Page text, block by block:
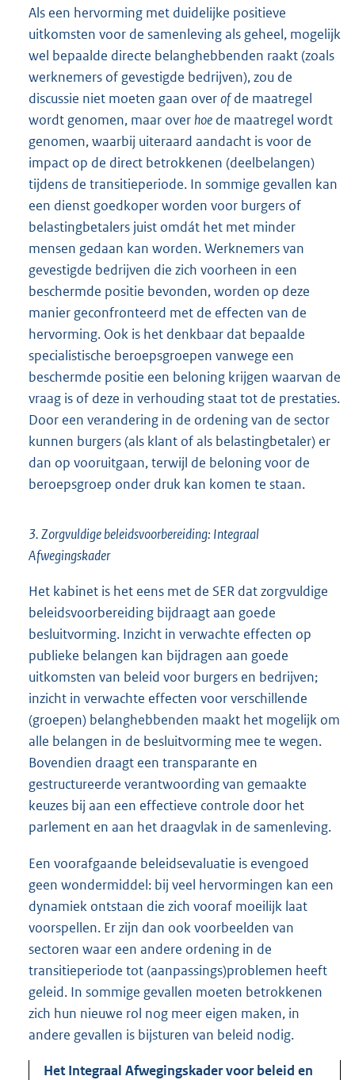
Als een hervorming met duidelijke positieve
uitkomsten voor de samenleving als geheel, mogelijk
wel bepaalde directe belanghebbenden raakt (zoals
werknemers of gevestigde bedrijven), zou de
discussie niet moeten gaan overofde maatregel
wordt genomen, maar over hoe de maatregel wordt
genomen, waarbij uiteraard aandacht is voor de
impact op de direct betrokkenen (deelbelangen)
tijdens de transitieperiode. In sommige gevallen kan
een dienst goedkoper worden voor burgers of
belastingbetalers juist omdát het met minder
mensen gedaan kan worden. Werknemers van
gevestigde bedrijven die zich voorheen in een
beschermde positie bevonden, worden op deze
manier geconfronteerd met de effecten van de
hervorming. Ook is het denkbaar dat bepaalde
specialistische beroepsgroepen vanwege een
beschermde positie een beloning krijgen waarvan de
vraag is of deze in verhouding staat tot de prestaties.
Door een verandering in de ordening van de sector
kunnen burgers (als klant of als belastingbetaler) er
dan op vooruitgaan, terwijl de beloning voor de
beroepsgroep onder druk kan komen te staan.
3. Zorgvuldige beleidsvoorbereiding: Integraal
Afwegingskader
Het kabinet is het eens met de SER dat zorgvuldige
beleidsvoorbereiding bijdraagt aan goede
besluitvorming. Inzicht in verwachte effecten op
publieke belangen kan bijdragen aan goede
uitkomsten van beleid voor burgers en bedrijven;
inzicht in verwachte effecten voor verschillende
(groepen) belanghebbenden maakt het mogelijk om
alle belangen in de besluitvorming mee te wegen.
Bovendien draagt een transparante en
gestructureerde verantwoording van gemaakte
keuzes bij aan een effectieve controle door het
parlement en aan het draagvlak in de samenleving.
Een voorafgaande beleidsevaluatie is evengoed
geen wondermiddel: bij veel hervormingen kan een
dynamiek ontstaan die zich vooraf moeilijk laat
voorspellen. Er zijn dan ook voorbeelden van
sectoren waar een andere ordening in de
transitieperiode tot (aanpassings)problemen heeft
geleid. In sommige gevallen moeten betrokkenen
zich hun nieuwe rol nog meer eigen maken, in
andere gevallen is bijsturen van beleid nodig.
Het Integraal Afwegingskader voor beleid en